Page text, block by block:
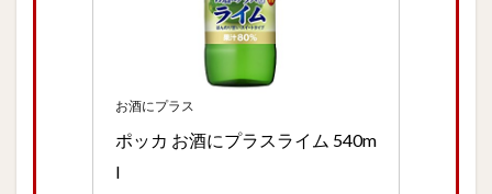
お酒にプラス
ポッカ お酒にプラスライム 540m
l